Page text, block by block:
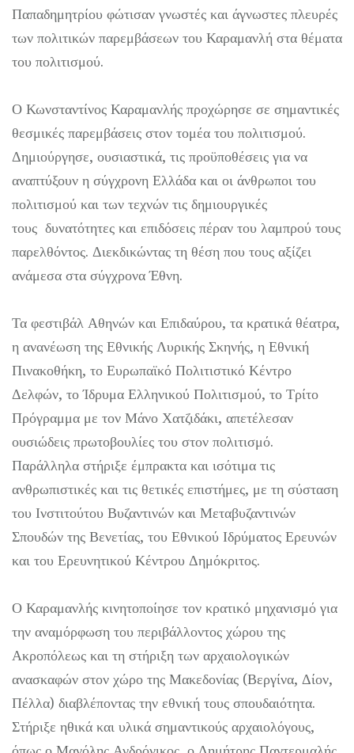
Παπαδημητρίου φώτισαν γνωστές και άγνωστες πλευρές
των πολιτικών παρεμβάσεων του Καραμανλή στα θέματα
του πολιτισμού.
Ο Κωνσταντίνος Καραμανλής προχώρησε σε σημαντικές
θεσμικές παρεμβάσεις στον τομέα του πολιτισμού.
Δημιούργησε, ουσιαστικά, τις προϋποθέσεις για να
αναπτύξουν η σύγχρονη Ελλάδα και οι άνθρωποι του
πολιτισμού και των τεχνών τις δημιουργικές
τους δυνατότητες και επιδόσεις πέραν του λαμπρού τους
παρελθόντος. Διεκδικώντας τη θέση που τους αξίζει
ανάμεσα στα σύγχρονα Έθνη.
Τα φεστιβάλ Αθηνών και Επιδαύρου, τα κρατικά θέατρα,
η ανανέωση της Εθνικής Λυρικής Σκηνής, η Εθνική
Πινακοθήκη, το Ευρωπαϊκό Πολιτιστικό Κέντρο
Δελφών, το Ίδρυμα Ελληνικού Πολιτισμού, το Τρίτο
Πρόγραμμα με τον Μάνο Χατζιδάκι, απετέλεσαν
ουσιώδεις πρωτοβουλίες του στον πολιτισμό.
Παράλληλα στήριξε έμπρακτα και ισότιμα τις
ανθρωπιστικές και τις θετικές επιστήμες, με τη σύσταση
του Ινστιτούτου Βυζαντινών και Μεταβυζαντινών
Σπουδών της Βενετίας, του Εθνικού Ιδρύματος Ερευνών
και του Ερευνητικού Κέντρου Δημόκριτος.
Ο Καραμανλής κινητοποίησε τον κρατικό μηχανισμό για
την αναμόρφωση του περιβάλλοντος χώρου της
Ακροπόλεως και τη στήριξη των αρχαιολογικών
ανασκαφών στον χώρο της Μακεδονίας (Βεργίνα, Δίον,
Πέλλα) διαβλέποντας την εθνική τους σπουδαιότητα.
Στήριξε ηθικά και υλικά σημαντικούς αρχαιολόγους,